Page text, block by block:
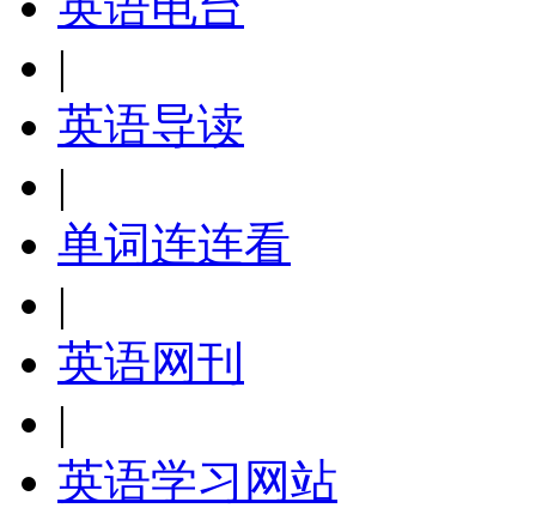
|
英语导读
|
单词连连看
|
英语网刊
|
英语学习网站